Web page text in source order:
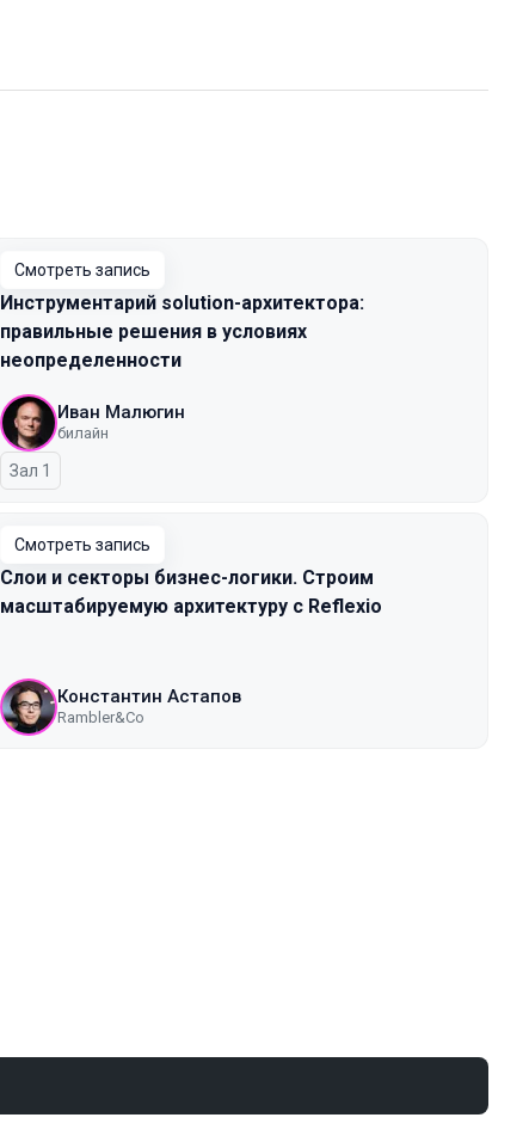
Смотреть запись
Инструментарий solution-архитектора:
правильные решения в условиях
неопределенности
Иван Малюгин
билайн
Зал 1
Смотреть запись
Слои и секторы бизнес-логики. Строим
масштабируемую архитектуру с Reflexio
Константин Астапов
Rambler&Co